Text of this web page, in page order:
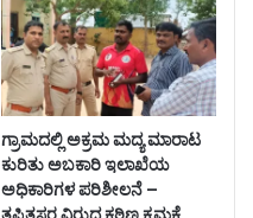
ಗ್ರಾಮದಲ್ಲಿ ಅಕ್ರಮ ಮದ್ಯ ಮಾರಾಟ
ಕುರಿತು ಅಬಕಾರಿ ಇಲಾಖೆಯ
ಅಧಿಕಾರಿಗಳ ಪರಿಶೀಲನೆ –